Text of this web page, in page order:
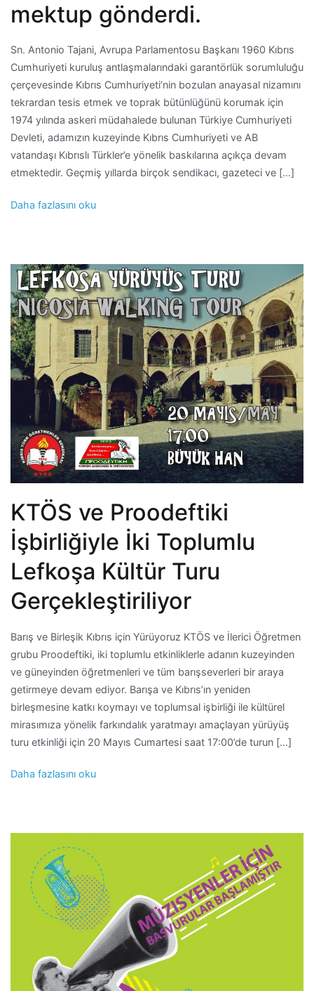
mektup gönderdi.
Sn. Antonio Tajani, Avrupa Parlamentosu Başkanı 1960 Kıbrıs
Cumhuriyeti kuruluş antlaşmalarındaki garantörlük sorumluluğu
çerçevesinde Kıbrıs Cumhuriyeti’nin bozulan anayasal nizamını
tekrardan tesis etmek ve toprak bütünlüğünü korumak için
1974 yılında askeri müdahalede bulunan Türkiye Cumhuriyeti
Devleti, adamızın kuzeyinde Kıbrıs Cumhuriyeti ve AB
vatandaşı Kıbrıslı Türkler’e yönelik baskılarına açıkça devam
etmektedir. Geçmiş yıllarda birçok sendikacı, gazeteci ve […]
Daha fazlasını oku
KTÖS ve Proodeftiki
İşbirliğiyle İki Toplumlu
Lefkoşa Kültür Turu
Gerçekleştiriliyor
Barış ve Birleşik Kıbrıs için Yürüyoruz KTÖS ve İlerici Öğretmen
grubu Proodeftiki, iki toplumlu etkinliklerle adanın kuzeyinden
ve güneyinden öğretmenleri ve tüm barışseverleri bir araya
getirmeye devam ediyor. Barışa ve Kıbrıs’ın yeniden
birleşmesine katkı koymayı ve toplumsal işbirliği ile kültürel
mirasımıza yönelik farkındalık yaratmayı amaçlayan yürüyüş
turu etkinliği için 20 Mayıs Cumartesi saat 17:00’de turun […]
Daha fazlasını oku